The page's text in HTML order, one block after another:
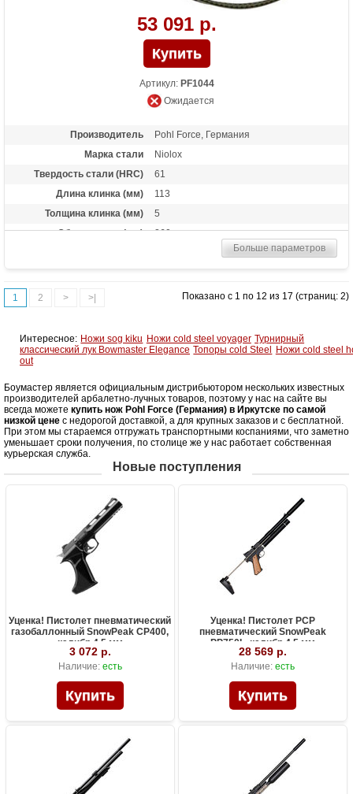
53 091 р.
Артикул: PF1044
Ожидается
Производитель
Pohl Force, Германия
Марка стали
Niolox
Твердость стали (HRC)
61
Длина клинка (мм)
113
Толщина клинка (мм)
5
Общая длина (мм)
260
Вес (гр)
220
Больше параметров
1 2 > >| Показано с 1 по 12 из 17 (страниц: 2)
Интересное: Ножи sog kiku Ножи cold steel voyager Турнирный
классический лук Bowmaster Elegance Топоры cold Steel Ножи cold steel
out
Боумастер является официальным дистрибьютором нескольких известных
производителей арбалетно-лучных товаров, поэтому у нас на сайте вы
всегда можете купить нож Pohl Force (Германия) в Иркутске по самой
низкой цене с недорогой доставкой, а для крупных заказов и с бесплатной.
При этом мы стараемся отгружать транспортными коспаниями, что заметно
уменьшает сроки получения, по столице же у нас работает собственная
курьерская служба.
Новые поступления
Уценка! Пистолет пневматический
газобаллонный SnowPeak CP400,
калибр 4.5 мм
3 072 р.
Наличие: есть
Уценка! Пистолет PCP
пневматический SnowPeak
PP750L, калибр 4.5 мм
28 569 р.
Наличие: есть